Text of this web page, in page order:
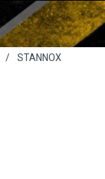
STANNOX